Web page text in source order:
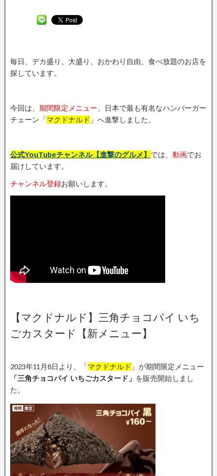
毎日、デカ盛り、大盛り、おかわり自由、食べ放題のお店を
探しています。
今回は、 期間限定メニュ ー 、日本で最も有名なハンバーガー
チェーン「マクドナルド 」へ進撃しました。
公式YouTubeチャンネル【進撃のグルメ】 では、 動画でお
届けしています。
チャンネル登録お願いします。
【マクドナルド】三角チョコパイ いち
ごカスタード【新メニュー】
2023年11月8日より、「マクドナルド 」が期間限定メニュー
「三角チョコパイ いちごカスタード 」 を販売開始しまし
た。